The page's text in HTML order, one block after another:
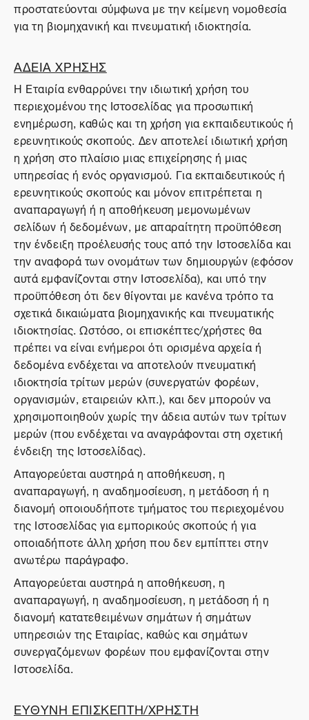
προστατεύονται σύμφωνα με την κείμενη νομοθεσία
για τη βιομηχανική και πνευματική ιδιοκτησία.
ΑΔΕΙΑ ΧΡΗΣΗΣ
Η Εταιρία ενθαρρύνει την ιδιωτική χρήση του
περιεχομένου της Ιστοσελίδας για προσωπική
ενημέρωση, καθώς και τη χρήση για εκπαιδευτικούς ή
ερευνητικούς σκοπούς. Δεν αποτελεί ιδιωτική χρήση
η χρήση στο πλαίσιο μιας επιχείρησης ή μιας
υπηρεσίας ή ενός οργανισμού. Για εκπαιδευτικούς ή
ερευνητικούς σκοπούς και μόνον επιτρέπεται η
αναπαραγωγή ή η αποθήκευση μεμονωμένων
σελίδων ή δεδομένων, με απαραίτητη προϋπόθεση
την ένδειξη προέλευσής τους από την Ιστοσελίδα και
την αναφορά των ονομάτων των δημιουργών (εφόσον
αυτά εμφανίζονται στην Ιστοσελίδα), και υπό την
προϋπόθεση ότι δεν θίγονται με κανένα τρόπο τα
σχετικά δικαιώματα βιομηχανικής και πνευματικής
ιδιοκτησίας. Ωστόσο, οι επισκέπτες/χρήστες θα
πρέπει να είναι ενήμεροι ότι ορισμένα αρχεία ή
δεδομένα ενδέχεται να αποτελούν πνευματική
ιδιοκτησία τρίτων μερών (συνεργατών φορέων,
οργανισμών, εταιρειών κλπ.), και δεν μπορούν να
χρησιμοποιηθούν χωρίς την άδεια αυτών των τρίτων
μερών (που ενδέχεται να αναγράφονται στη σχετική
ένδειξη της Ιστοσελίδας).
Απαγορεύεται αυστηρά η αποθήκευση, η
αναπαραγωγή, η αναδημοσίευση, η μετάδοση ή η
διανομή οποιουδήποτε τμήματος του περιεχομένου
της Ιστοσελίδας για εμπορικούς σκοπούς ή για
οποιαδήποτε άλλη χρήση που δεν εμπίπτει στην
ανωτέρω παράγραφο.
Απαγορεύεται αυστηρά η αποθήκευση, η
αναπαραγωγή, η αναδημοσίευση, η μετάδοση ή η
διανομή κατατεθειμένων σημάτων ή σημάτων
υπηρεσιών της Εταιρίας, καθώς και σημάτων
συνεργαζόμενων φορέων που εμφανίζονται στην
Ιστοσελίδα.
ΕΥΘΥΝΗ ΕΠΙΣΚΕΠΤΗ/ΧΡΗΣΤΗ